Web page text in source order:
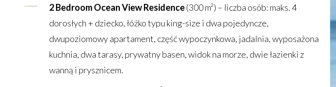
2 Bedroom Ocean View Residence(300 m²) – liczba osób: maks. 4
dorosłych + dziecko, łóżko typu king-size i dwa pojedyncze,
dwupoziomowy apartament, część wypoczynkowa, jadalnia, wyposażona
kuchnia, dwa tarasy, prywatny basen, widok na morze, dwie łazienki z
wanną i prysznicem.